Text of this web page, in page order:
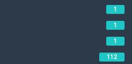
1
1
1
112